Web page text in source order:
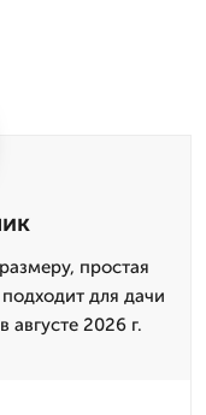
простая
для дачи
2026 г.